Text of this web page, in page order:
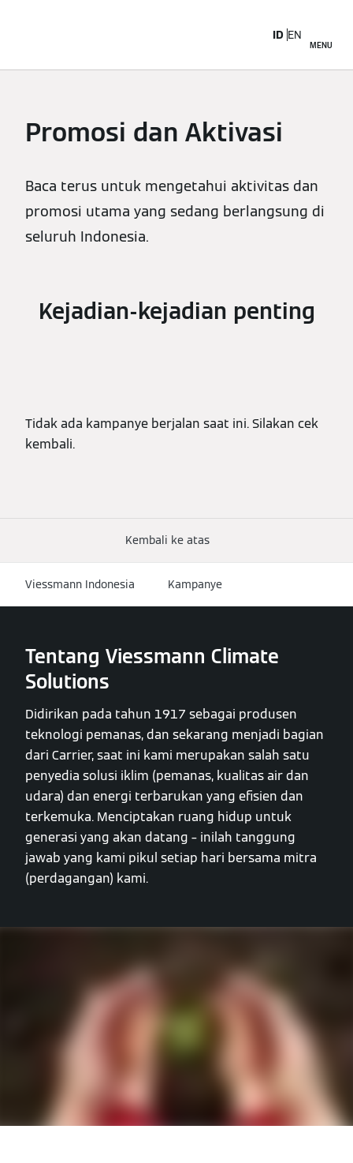
MENU
ID EN
Promosi dan Aktivasi
Baca terus untuk mengetahui aktivitas dan
promosi utama yang sedang berlangsung di
seluruh Indonesia.
Kejadian-kejadian penting
Tidak ada kampanye berjalan saat ini. Silakan cek
kembali.
Kembali ke atas
Viessmann Indonesia Kampanye
Tentang Viessmann Climate
Solutions
Didirikan pada tahun 1917 sebagai produsen
teknologi pemanas, dan sekarang menjadi bagian
dari Carrier, saat ini kami merupakan salah satu
penyedia solusi iklim (pemanas, kualitas air dan
udara) dan energi terbarukan yang efisien dan
terkemuka. Menciptakan ruang hidup untuk
generasi yang akan datang – inilah tanggung
jawab yang kami pikul setiap hari bersama mitra
(perdagangan) kami.